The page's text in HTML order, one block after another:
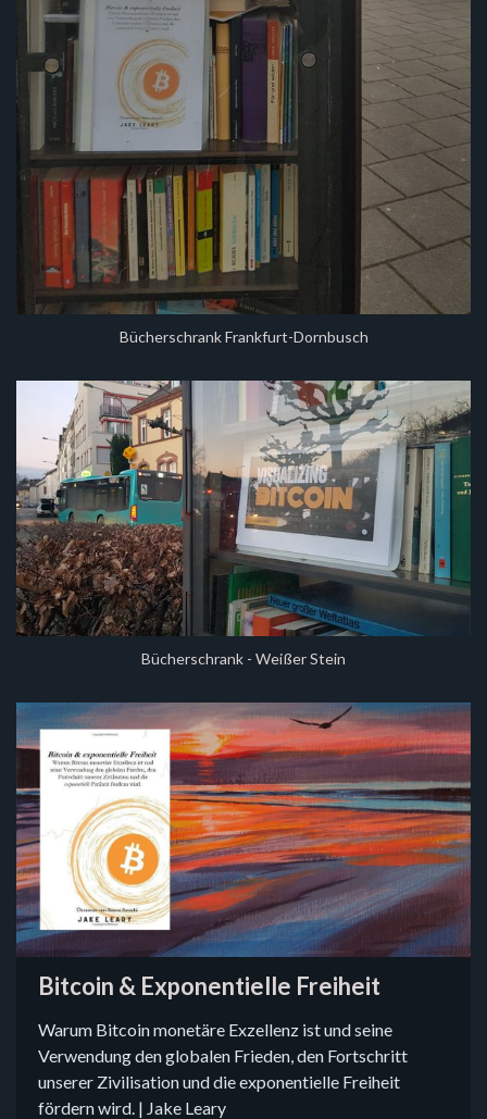
Bücherschrank Frankfurt-Dornbusch
Bücherschrank - Weißer Stein
Bitcoin & Exponentielle Freiheit
Warum Bitcoin monetäre Exzellenz ist und seine
Verwendung den globalen Frieden, den Fortschritt
unserer Zivilisation und die exponentielle Freiheit
fördern wird. | Jake Leary